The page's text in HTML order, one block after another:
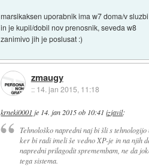
marsikaksen uporabnik ima w7 doma/v sluzbi
in je kupil/dobil nov prenosnik, seveda w8
zanimivo jih je poslusat :)
zmaugy
:: 14. jan 2015, 11:18
krneki0001 je 14. jan 2015 ob 10:41 izjavil:
Tehnološko napredni naj bi šli s
ker bi radi imeli še vedno XP-je in na njih
napredni prilagodit spremembam, ne da
tega sistema.